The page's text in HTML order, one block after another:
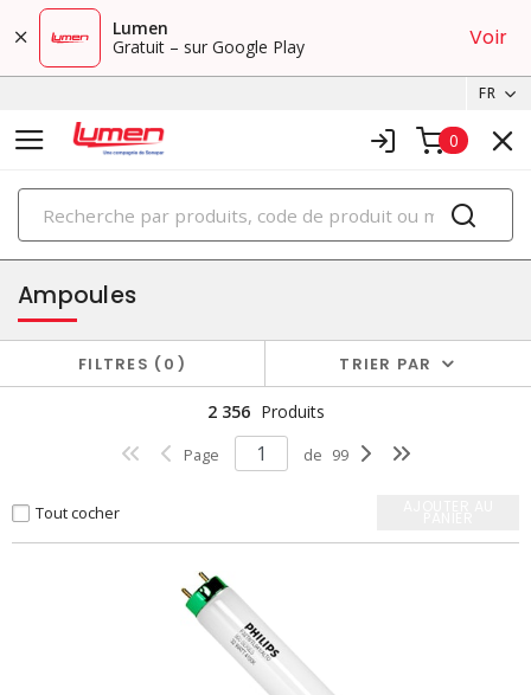
Lumen
Gratuit – sur Google Play
Voir
FR
0
PRODUITS
éclairage
Ampoules
FILTRES 0 TRIER PAR
2 356 Produits
Page de 99
Tout cocher